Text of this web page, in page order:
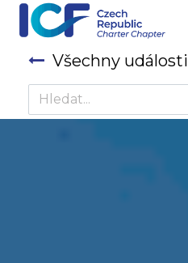
Všechny události